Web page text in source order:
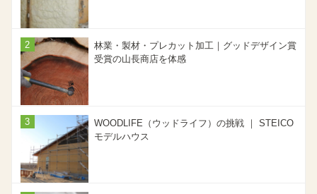
林業・製材・プレカット加工｜グッドデザイン賞
受賞の山長商店を体感
WOODLIFE（ウッドライフ）の挑戦 ｜ STEICO
モデルハウス